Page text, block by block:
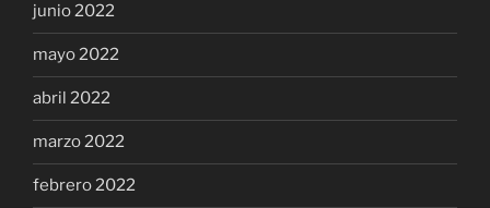
junio 2022
mayo 2022
abril 2022
marzo 2022
febrero 2022